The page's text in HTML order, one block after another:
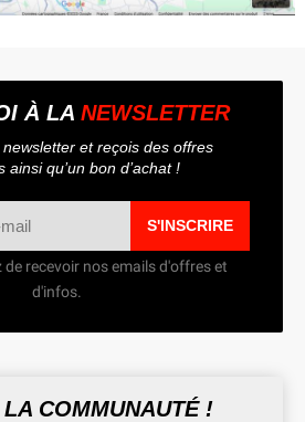
À LANEWSLETTER
et reçois des offres
ainsi qu’un bon d’achat !
S'INSCRIRE
de recevoir nos emails d'offres et
d'infos.
COMMUNAUTÉ !